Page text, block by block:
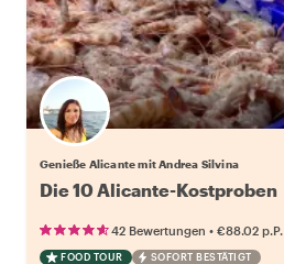
Genieße Alicante mit Andrea Silvina
Die 10 Alicante-Kostproben
42 Bewertungen • €88.02 p.P.
FOOD TOUR SOFORT BESTÄTIGT